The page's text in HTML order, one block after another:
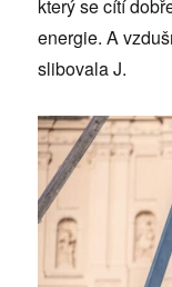
který se cítí
energie. A
slibovala J.